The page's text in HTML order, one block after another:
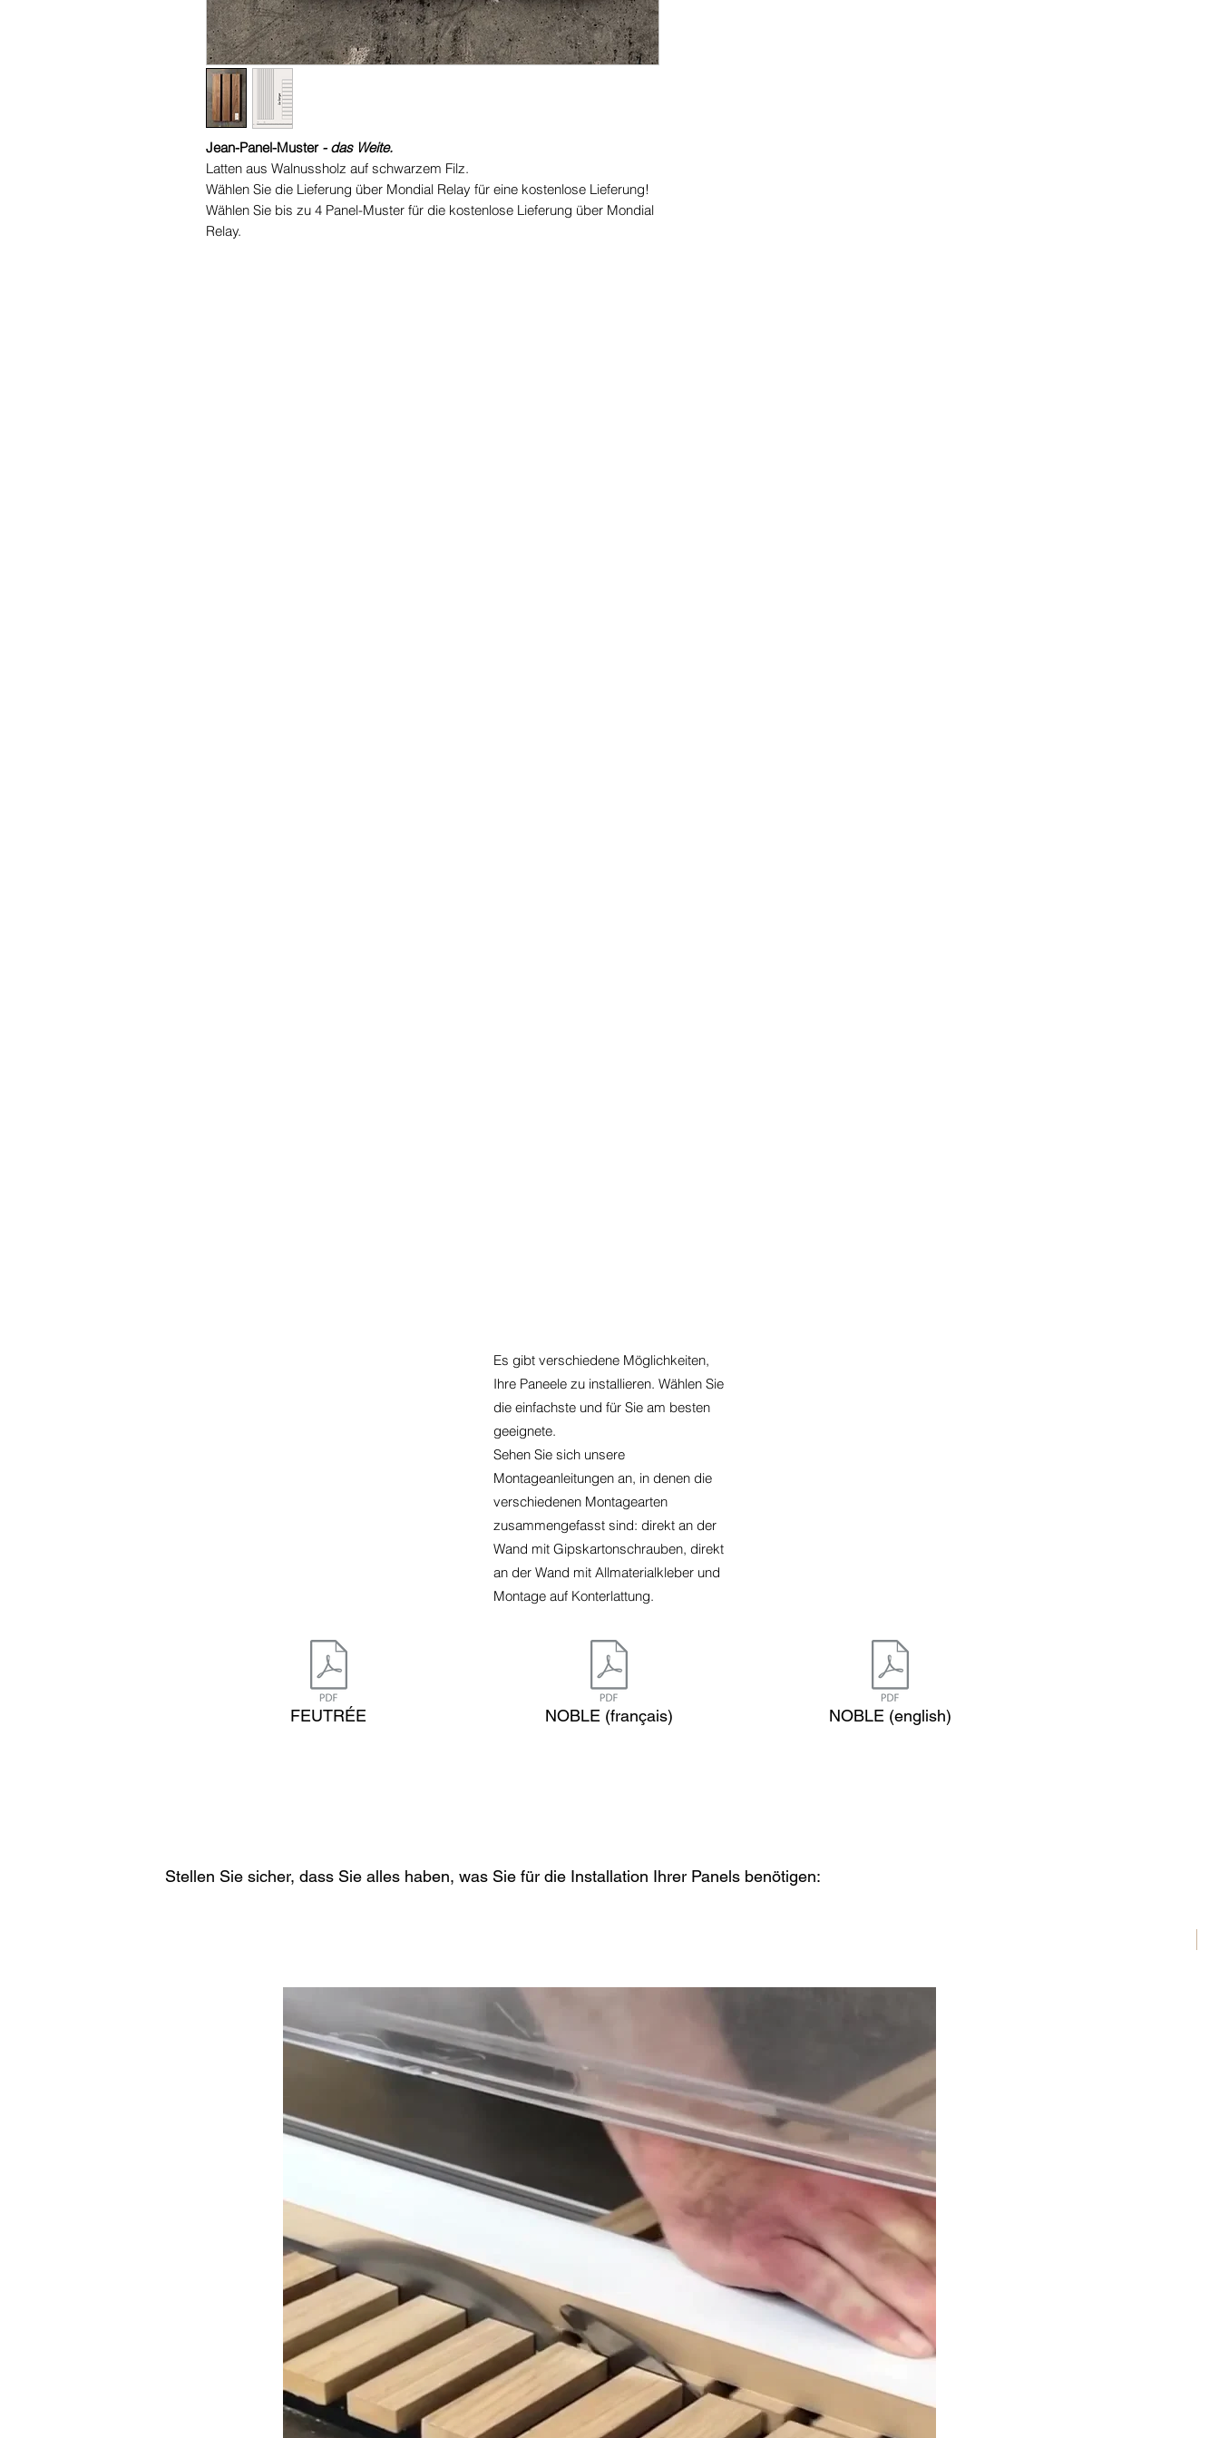
Jean-Panel-Muster - das Weite.
Latten aus Walnussholz auf schwarzem Filz.
Wählen Sie die Lieferung über Mondial Relay für eine kostenlose Lieferung!
Wählen Sie bis zu 4 Panel-Muster für die kostenlose Lieferung über Mondial
Relay.
Es gibt verschiedene Möglichkeiten,
Ihre Paneele zu installieren. Wählen Sie
die einfachste und für Sie am besten
geeignete.
Sehen Sie sich unsere
Montageanleitungen an, in denen die
verschiedenen Montagearten
zusammengefasst sind: direkt an der
Wand mit Gipskartonschrauben, direkt
an der Wand mit Allmaterialkleber und
Montage auf Konterlattung.
FEUTRÉE NOBLE (français) NOBLE (english)
Stellen Sie sicher, dass Sie alles haben, was Sie für die Installation Ihrer Panels benötigen: